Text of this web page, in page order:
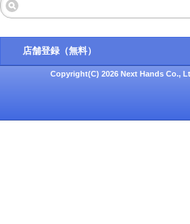
店舗登録（無料）
Copyright(C) 2026 Next Hands Co.,